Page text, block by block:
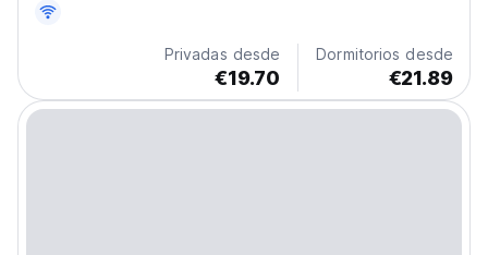
Privadas desde
€19.70
Dormitorios desde
€21.89